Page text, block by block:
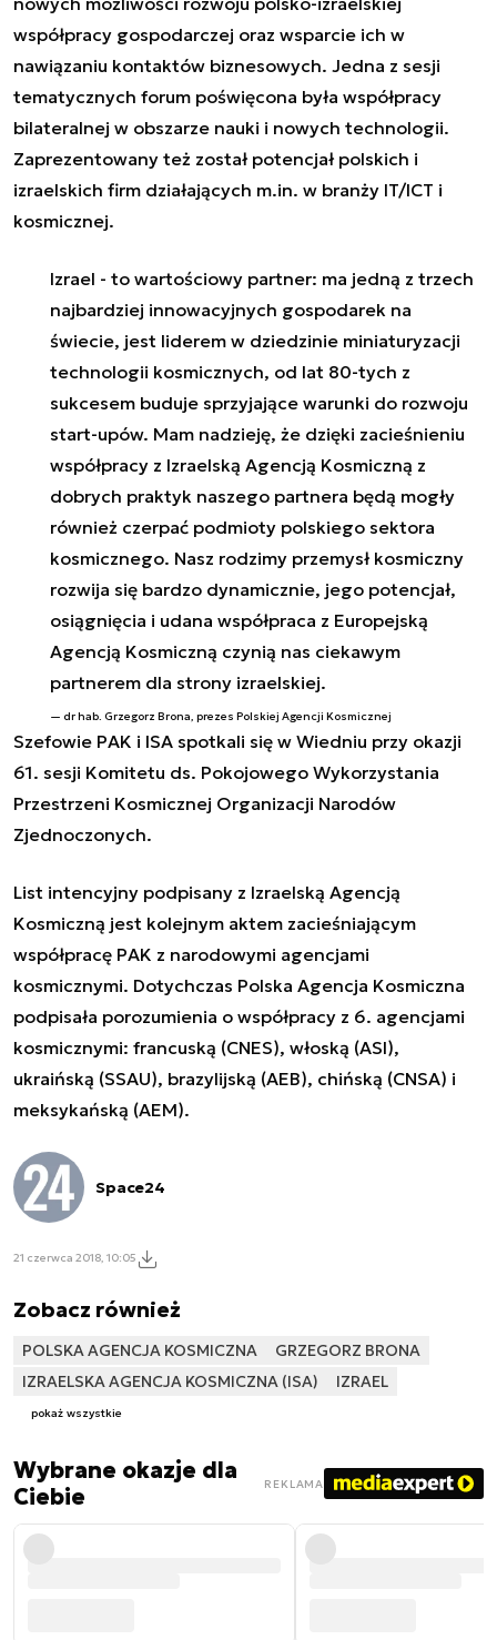
współpracy gospodarczej oraz wsparcie ich w
nawiązaniu kontaktów biznesowych. Jedna z sesji
tematycznych forum poświęcona była współpracy
bilateralnej w obszarze nauki i nowych technologii.
Zaprezentowany też został potencjał polskich i
izraelskich firm działających m.in. w branży IT/ICT i
kosmicznej.
Izrael - to wartościowy partner: ma jedną z trzech
najbardziej innowacyjnych gospodarek na
świecie, jest liderem w dziedzinie miniaturyzacji
technologii kosmicznych, od lat 80-tych z
sukcesem buduje sprzyjające warunki do rozwoju
start-upów. Mam nadzieję, że dzięki zacieśnieniu
współpracy z Izraelską Agencją Kosmiczną z
dobrych praktyk naszego partnera będą mogły
również czerpać podmioty polskiego sektora
kosmicznego. Nasz rodzimy przemysł kosmiczny
rozwija się bardzo dynamicznie, jego potencjał,
osiągnięcia i udana współpraca z Europejską
Agencją Kosmiczną czynią nas ciekawym
partnerem dla strony izraelskiej.
dr hab. Grzegorz Brona, prezes Polskiej Agencji Kosmicznej
Szefowie PAK i ISA spotkali się w Wiedniu przy okazji
61. sesji Komitetu ds. Pokojowego Wykorzystania
Przestrzeni Kosmicznej Organizacji Narodów
Zjednoczonych.
List intencyjny podpisany z Izraelską Agencją
Kosmiczną jest kolejnym aktem zacieśniającym
współpracę PAK z narodowymi agencjami
kosmicznymi. Dotychczas Polska Agencja Kosmiczna
podpisała porozumienia o współpracy z 6. agencjami
kosmicznymi: francuską (CNES), włoską (ASI),
ukraińską (SSAU), brazylijską (AEB), chińską (CNSA) i
meksykańską (AEM).
Space24
21 czerwca 2018, 10:05
Zobacz również
POLSKA AGENCJA KOSMICZNA
GRZEGORZ BRONA
IZRAELSKA AGENCJA KOSMICZNA (ISA)
IZRAEL
pokaż wszystkie
Wybrane okazje dla
Ciebie
REKLAMA